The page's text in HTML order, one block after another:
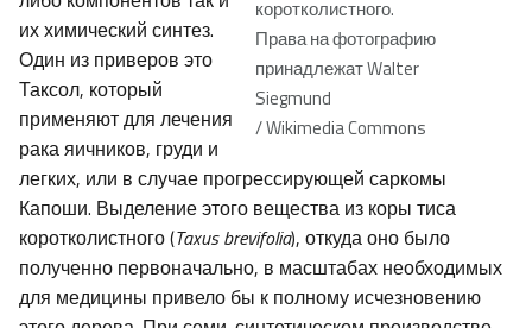
коротколистного.
Права на фотографию
принадлежат Walter
Siegmund
/ Wikimedia Commons
их химический синтез.
Один из приверов это
Таксол, который
применяют для лечения
рака яичников, груди и
легких, или в случае прогрессирующей саркомы
Капоши. Выделение этого вещества из коры тиса
коротколистного (Taxus brevifolia), откуда оно было
полученно первоначально, в масштабах необходимых
для медицины привело бы к полному исчезновению